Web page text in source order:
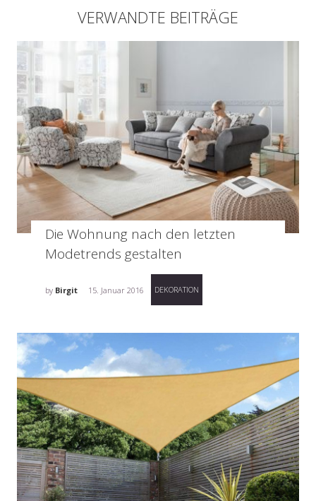
VERWANDTE BEITRÄGE
Die Wohnung nach den letzten
Modetrends gestalten
by Birgit 15. Januar 2016 DEKORATION